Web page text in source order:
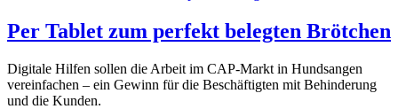
Per Tablet zum perfekt belegten Brötchen
Digitale Hilfen sollen die Arbeit im CAP-Markt in Hundsangen
vereinfachen – ein Gewinn für die Beschäftigten mit Behinderung
und die Kunden.